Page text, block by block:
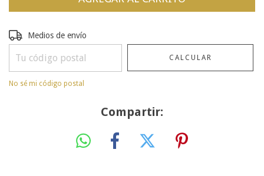
Entregas para el CP:
Medios de envío
CALCULAR
No sé mi código postal
Compartir: